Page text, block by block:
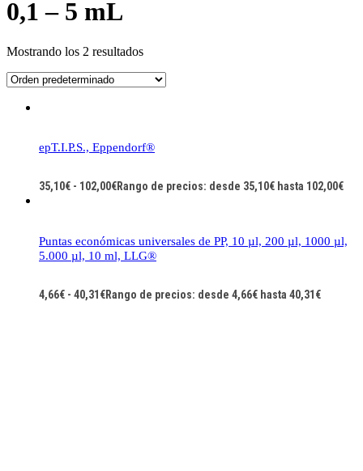
0,1 – 5 mL
Mostrando los 2 resultados
epT.I.P.S., Eppendorf®
35,10€ - 102,00€Rango de precios: desde 35,10€ hasta 102,00€
Puntas económicas universales de PP, 10 µl, 200 µl, 1000 µl,
5.000 µl, 10 ml, LLG®
4,66€ - 40,31 €Rango de precios: desde 4,66€ hasta 40,31€